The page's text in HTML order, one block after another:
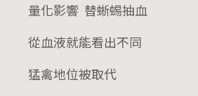
量化影響 替蜥蜴抽血
從血液就能看出不同
猛禽地位被取代